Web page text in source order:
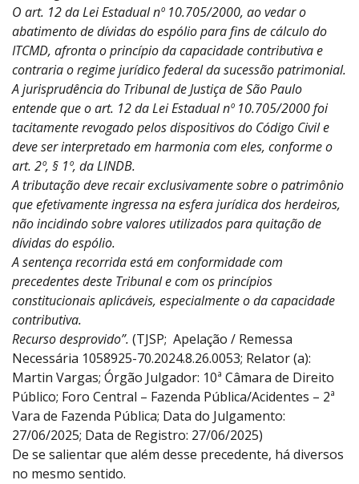
O art. 12 da Lei Estadual nº 10.705/2000, ao vedar o
abatimento de dívidas do espólio para fins de cálculo do
ITCMD, afronta o princípio da capacidade contributiva e
contraria o regime jurídico federal da sucessão patrimonial.
A jurisprudência do Tribunal de Justiça de São Paulo
entende que o art. 12 da Lei Estadual nº 10.705/2000 foi
tacitamente revogado pelos dispositivos do Código Civil e
deve ser interpretado em harmonia com eles, conforme o
art. 2º, § 1º, da LINDB.
A tributação deve recair exclusivamente sobre o patrimônio
que efetivamente ingressa na esfera jurídica dos herdeiros,
não incidindo sobre valores utilizados para quitação de
dívidas do espólio.
A sentença recorrida está em conformidade com
precedentes deste Tribunal e com os princípios
constitucionais aplicáveis, especialmente o da capacidade
contributiva.
Recurso desprovido”. (TJSP; Apelação / Remessa
Necessária 1058925-70.2024.8.26.0053; Relator (a):
Martin Vargas; Órgão Julgador: 10ª Câmara de Direito
Público; Foro Central – Fazenda Pública/Acidentes – 2ª
Vara de Fazenda Pública; Data do Julgamento:
27/06/2025; Data de Registro: 27/06/2025)
De se salientar que além desse precedente, há diversos
no mesmo sentido.